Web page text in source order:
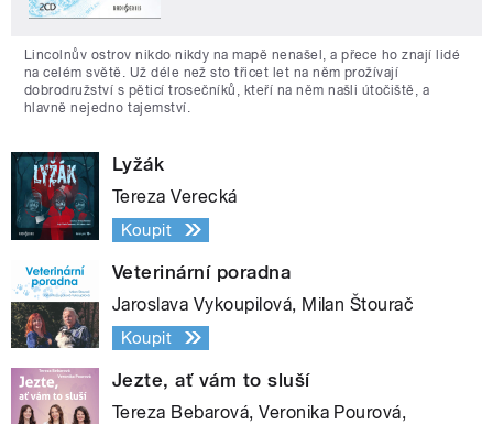
Lincolnův ostrov nikdo nikdy na mapě nenašel, a přece ho znají lidé
na celém světě. Už déle než sto třicet let na něm prožívají
dobrodružství s pěticí trosečníků, kteří na něm našli útočiště, a
hlavně nejedno tajemství.
Lyžák
Tereza Verecká
Koupit
Veterinární poradna
Jaroslava Vykoupilová, Milan Štourač
Koupit
Jezte, ať vám to sluší
Tereza Bebarová, Veronika Pourová,